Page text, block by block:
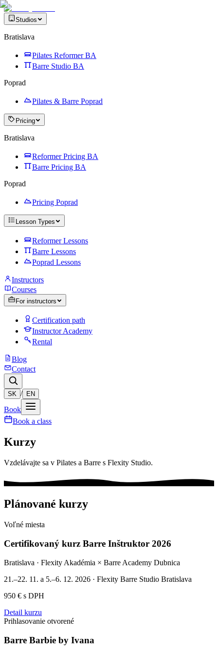
Studios
Bratislava
Pilates Reformer BA
Barre Studio BA
Poprad
Pilates & Barre Poprad
Pricing
Bratislava
Reformer Pricing BA
Barre Pricing BA
Poprad
Pricing Poprad
Lesson Types
Reformer Lessons
Barre Lessons
Poprad Lessons
Instructors
Courses
For instructors
Certification path
Instructor Academy
Rental
Blog
Contact
SK / EN
Book
Book a class
Kurzy
Vzdelávajte sa v Pilates a Barre s Flexity Studio.
Plánované kurzy
Voľné miesta
Certifikovaný kurz Barre Inštruktor 2026
Bratislava · Flexity Akadémia × Barre Academy Dubnica
21.–22. 11. a 5.–6. 12. 2026 · Flexity Barre Studio Bratislava
950 € s DPH
Detail kurzu
Prihlasovanie otvorené
Barre Barbie by Ivana